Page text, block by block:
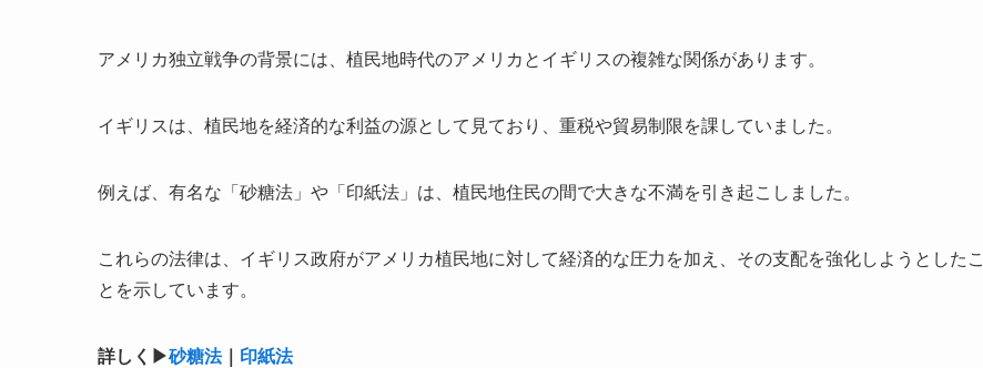
アメリカ独立戦争の背景には、植民地時代のアメリカとイギリスの複雑な関係があります。
イギリスは、植民地を経済的な利益の源として見ており、重税や貿易制限を課していました。
例えば、有名な「砂糖法」や「印紙法」は、植民地住民の間で大きな不満を引き起こしました。
これらの法律は、イギリス政府がアメリカ植民地に対して経済的な圧力を加え、その支配を強化しようとしたこ
とを示しています。
詳しく▶︎砂糖法｜ 印紙法